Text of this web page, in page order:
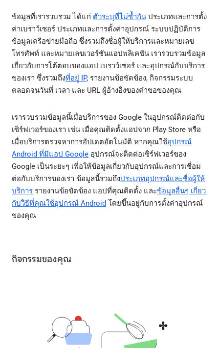
ข้อมูลที่เรารวบรวม ได้แก่ ตัวระบุที่ไม่ซ้ำกัน ประเภทและการตั้ง
ค่าเบราว์เซอร์ ประเภทและการตั้งค่าอุปกรณ์ ระบบปฏิบัติการ
ข้อมูลเครือข่ายมือถือ ซึ่งรวมถึงชื่อผู้ให้บริการและหมายเลข
โทรศัพท์ และหมายเลขเวอร์ชันแอปพลิเคชัน เรารวบรวมข้อมูล
เกี่ยวกับการโต้ตอบของแอป เบราว์เซอร์ และอุปกรณ์กับบริการ
ของเรา ซึ่งรวมถึงที่อยู่ IP, รายงานข้อขัดข้อง, กิจกรรมระบบ
ตลอดจนวันที่ เวลา และ URL ผู้อ้างอิงของคำขอของคุณ
เรารวบรวมข้อมูลนี้เมื่อบริการของ Google ในอุปกรณ์ติดต่อกับ
เซิร์ฟเวอร์ของเรา เช่น เมื่อคุณติดตั้งแอปจาก Play Store หรือ
เมื่อบริการตรวจหาการอัปเดตอัตโนมัติ หากคุณใช้อุปกรณ์
Android ที่มีแอป Google อุปกรณ์จะติดต่อเซิร์ฟเวอร์ของ
Google เป็นระยะๆ เพื่อให้ข้อมูลเกี่ยวกับอุปกรณ์และการเชื่อม
ต่อกับบริการของเรา ข้อมูลนี้รวมถึงประเภทอุปกรณ์และชื่อผู้ให้
บริการ รายงานข้อขัดข้อง แอปที่คุณติดตั้ง และข้อมูลอื่นๆ เกี่ยว
กับวิธีที่คุณใช้อุปกรณ์ Android โดยขึ้นอยู่กับการตั้งค่าอุปกรณ์
ของคุณ
กิจกรรมของคุณ